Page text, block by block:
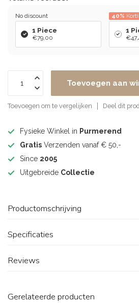
No discount
1 Piece
€79,00
40%
1
Toevoegen aan
Toevoegen om te vergelijken Deel dit
Fysieke Winkel in Purmerend
Gratis Verzenden vanaf € 50,-
Since 2005
Uitgebreide Collectie
Productomschrijving
Specificaties
Reviews
Gerelateerde producten